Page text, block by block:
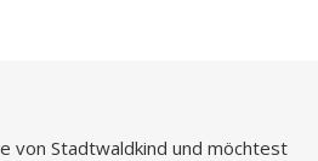
von Stadtwaldkind und möchtest